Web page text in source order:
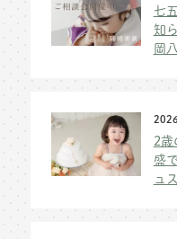
七
知
岡
2歳
盛
ュ